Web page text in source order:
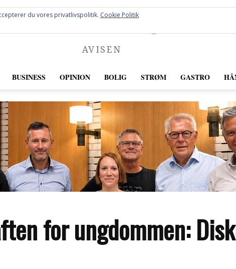
FREDERICIA
AVISEN
BUSINESS OPINION BOLIG STRØM GASTRO
for ungdommen:
du vores privatlivspolitik. Cookie Politik